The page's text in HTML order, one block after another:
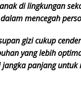
di lingkungan
mencegah
gizi cukup
yang lebih
panjang